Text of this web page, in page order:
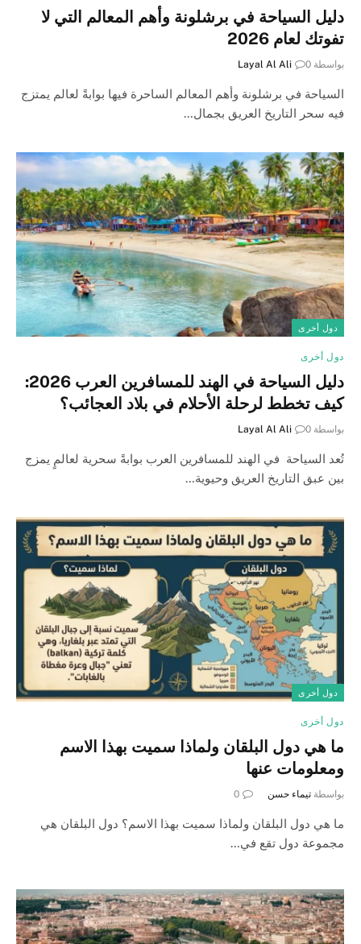
دليل السياحة في برشلونة وأهم المعالم التي لا
تفوتك لعام 2026
بواسطة Layal Al Ali 0
السياحة في برشلونة وأهم المعالم الساحرة فيها بوابةً لعالم يمتزج
فيه سحر التاريخ العريق بجمال…
دول أخرى
دول أخرى
دليل السياحة في الهند للمسافرين العرب 2026:
كيف تخطط لرحلة الأحلام في بلاد العجائب؟
بواسطة Layal Al Ali 0
تُعد السياحة في الهند للمسافرين العرب بوابةً سحرية لعالمٍ يمزج
بين عبق التاريخ العريق وحيوية…
دول أخرى
دول أخرى
ما هي دول البلقان ولماذا سميت بهذا الاسم
ومعلومات عنها
بواسطة تيماء حسن 0
ما هي دول البلقان ولماذا سميت بهذا الاسم؟ دول البلقان هي
مجموعة دول تقع في…